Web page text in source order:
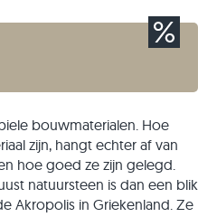
bouwmaterialen. Hoe
zijn, hangt echter af van
hoe goed ze zijn gelegd.
natuursteen is dan een blik
Akropolis in Griekenland. Ze